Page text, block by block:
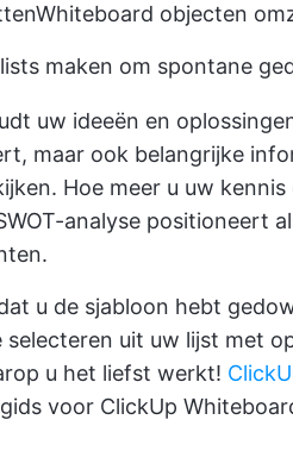
Whiteboard objecten
maken om spontane
uw ideeën en
maar ook belangrijke
Hoe meer u uw
analyse positioneert
u de sjabloon hebt
selecteren uit uw lijst met
u het liefst werkt!
voor ClickUp